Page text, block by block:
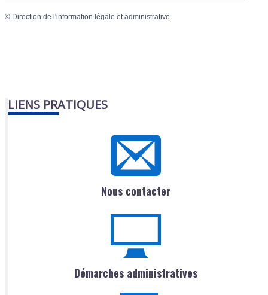
© Direction de l'information légale et administrative
LIENS PRATIQUES
Nous contacter
Démarches administratives